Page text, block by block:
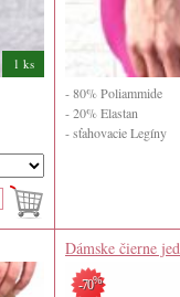
1 ks
- 80% Poliammide
- 20% Elastan
- sťahovacie Legíny
Dámske čierne
-70%